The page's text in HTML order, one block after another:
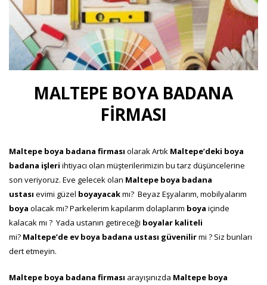
MALTEPE BOYA BADANA
FİRMASI
Maltepe boya badana firması olarak Artık Maltepe’deki boya
badana işleri ihtiyacı olan müşterilerimizin bu tarz düşüncelerine
son veriyoruz. Eve gelecek olan Maltepe boya badana
ustası evimi güzel boyayacakmı? Beyaz Eşyalarım, mobilyalarım
boya olacak mı? Parkelerim kapılarım dolaplarım boya içinde
kalacak mı ? Yada ustanın getireceği boyalar kaliteli
mi? Maltepe’de ev boya badana ustası güvenilirmi ? Siz bunları
dert etmeyin.
Maltepe boya badana firması arayışınızda Maltepe boya